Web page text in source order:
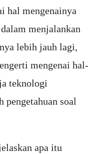
hal mengenainya
menjalankan
lebih jauh lagi,
mengenai hal-
teknologi
pengetahuan soal
apa itu